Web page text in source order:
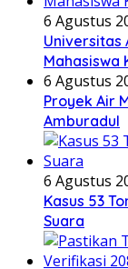
6 Agustus
Universitas
Mahasiswa
6 Agustus
Proyek Air
Amburadul
6 Agustus
Kasus 53
Suara